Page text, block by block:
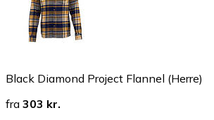
Black Diamond Project Flannel (Herre)
fra 303 kr.